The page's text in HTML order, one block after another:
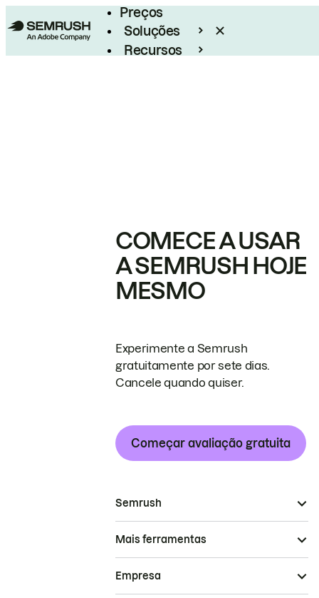
Preços
Soluções
Recursos
COMECE A USAR
A SEMRUSH HOJE
MESMO
Experimente a Semrush
gratuitamente por sete dias.
Cancele quando quiser.
Começar avaliação gratuita
Semrush
Mais ferramentas
Empresa